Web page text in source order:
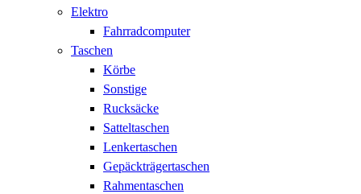
Elektro
Fahrradcomputer
Taschen
Körbe
Sonstige
Rucksäcke
Satteltaschen
Lenkertaschen
Gepäckträgertaschen
Rahmentaschen